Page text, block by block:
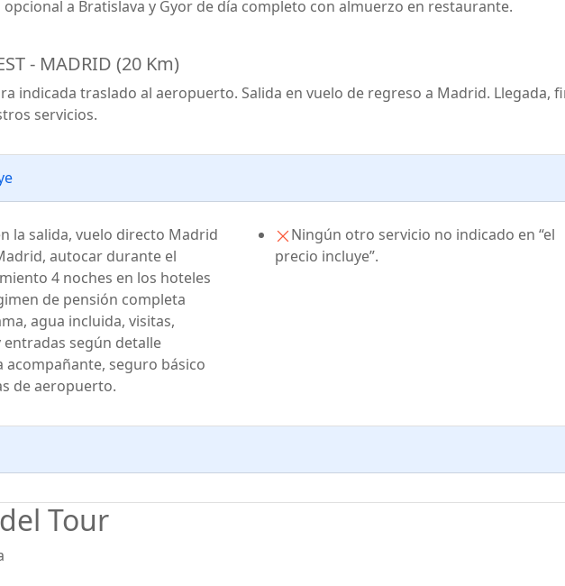
a Bratislava y Gyor de día completo con almuerzo en restaurante.
- MADRID (20 Km)
indicada traslado al aeropuerto. Salida en vuelo de regreso a Madrid. Llegada,
servicios.
la salida, vuelo directo Madrid
autocar durante el
4 noches en los hoteles
de pensión completa
agua incluida, visitas,
entradas según detalle
acompañante, seguro básico
de aeropuerto.
Ningún otro servicio no indicado en “el
precio incluye”.
Tour